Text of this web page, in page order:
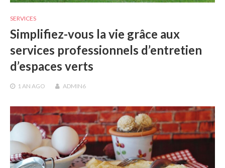
SERVICES
Simplifiez-vous la vie grâce aux
services professionnels d’entretien
d’espaces verts
1 AN AGO ADMIN6